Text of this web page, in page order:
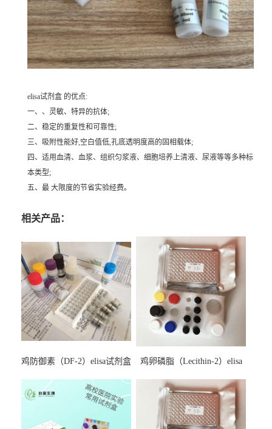
elisa试剂盒 的优点:
一、、灵敏、特异的抗体;
二、稳定的重复性和可靠性;
三、吸附性能好,空白值低,孔底透明度高的固相载体;
四、适用血清、血浆、组织匀浆液、细胞培养上清液、尿液等等多种标
本类型;
五、最 大限度的节省实验经费。
相关产品：
鸡防御素（DF-2）elisa试剂盒
鸡卵磷脂（Lecithin-2）elisa